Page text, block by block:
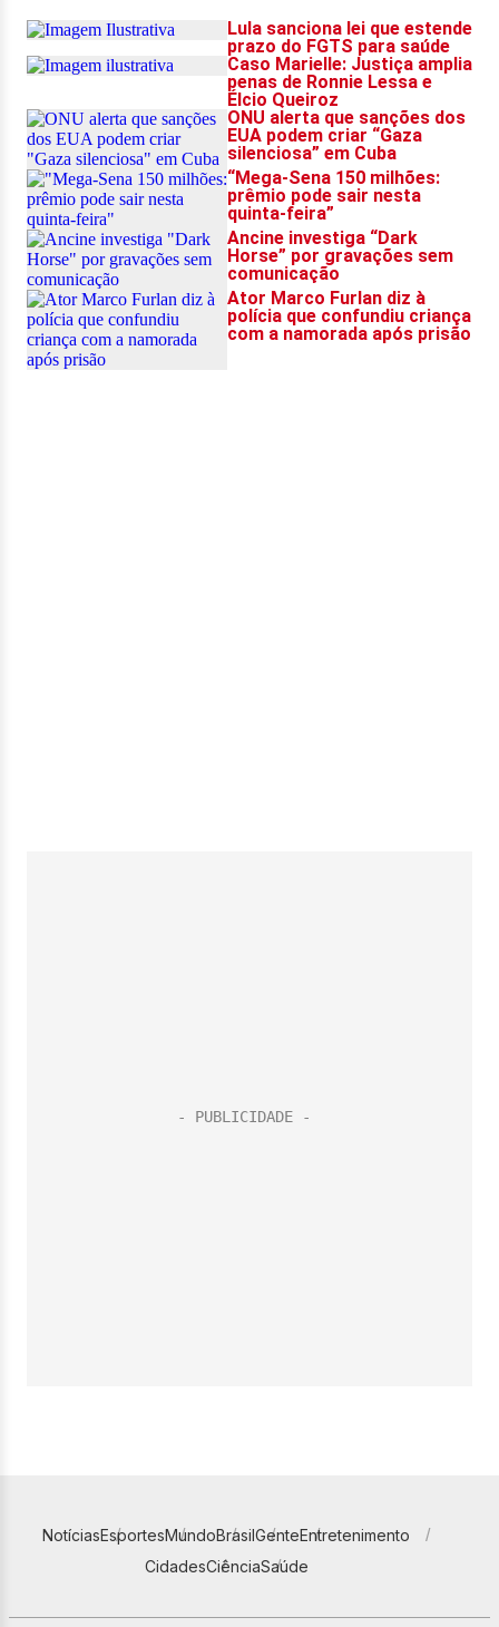
NotíciasEsportesMundoBrasilGenteEntretenimento
CidadesCiênciaSaúde